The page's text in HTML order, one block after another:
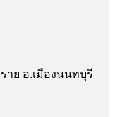
าย อ.เมืองนนทบุรี